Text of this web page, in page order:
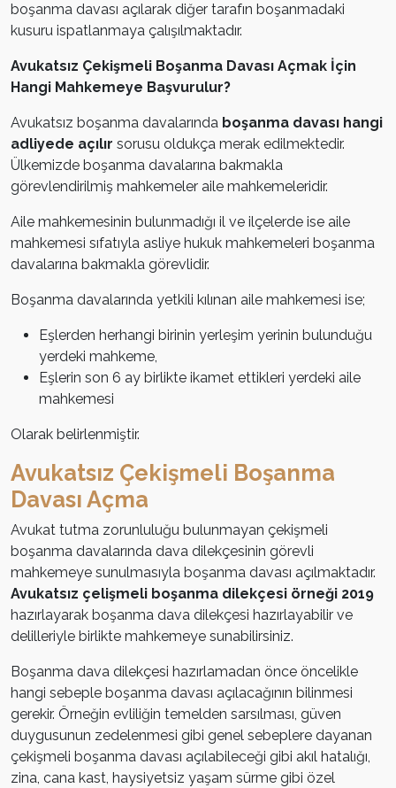
boşanma davası açılarak diğer tarafın boşanmadaki
kusuru ispatlanmaya çalışılmaktadır.
Avukatsız Çekişmeli Boşanma Davası Açmak İçin
Hangi Mahkemeye Başvurulur?
Avukatsız boşanma davalarında boşanma davası hangi
adliyede açılır sorusu oldukça merak edilmektedir.
Ülkemizde boşanma davalarına bakmakla
görevlendirilmiş mahkemeler aile mahkemeleridir.
Aile mahkemesinin bulunmadığı il ve ilçelerde ise aile
mahkemesi sıfatıyla asliye hukuk mahkemeleri boşanma
davalarına bakmakla görevlidir.
Boşanma davalarında yetkili kılınan aile mahkemesi ise;
Eşlerden herhangi birinin yerleşim yerinin bulunduğu
yerdeki mahkeme,
Eşlerin son 6 ay birlikte ikamet ettikleri yerdeki aile
mahkemesi
Olarak belirlenmiştir.
Avukatsız Çekişmeli Boşanma
Davası Açma
Avukat tutma zorunluluğu bulunmayan çekişmeli
boşanma davalarında dava dilekçesinin görevli
mahkemeye sunulmasıyla boşanma davası açılmaktadır.
Avukatsız çelişmeli boşanma dilekçesi örneği 2019
hazırlayarak boşanma dava dilekçesi hazırlayabilir ve
delilleriyle birlikte mahkemeye sunabilirsiniz.
Boşanma dava dilekçesi hazırlamadan önce öncelikle
hangi sebeple boşanma davası açılacağının bilinmesi
gerekir. Örneğin evliliğin temelden sarsılması, güven
duygusunun zedelenmesi gibi genel sebeplere dayanan
çekişmeli boşanma davası açılabileceği gibi akıl hatalığı,
zina, cana kast, haysiyetsiz yaşam sürme gibi özel